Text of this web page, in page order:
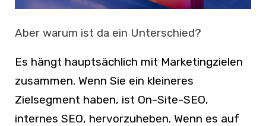
Aber warum ist da ein Unterschied?
Es hängt hauptsächlich mit Marketingzielen
zusammen. Wenn Sie ein kleineres
Zielsegment haben, ist On-Site-SEO,
internes SEO, hervorzuheben. Wenn es auf